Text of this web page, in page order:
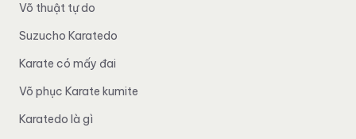
Võ thuật tự do
Suzucho Karatedo
Karate có mấy đai
Võ phục Karate kumite
Karatedo là gì